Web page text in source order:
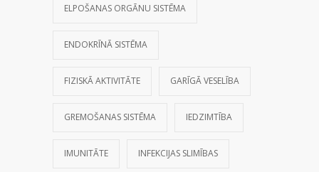
ELPOŠANAS ORGĀNU SISTĒMA
ENDOKRĪNĀ SISTĒMA
FIZISKĀ AKTIVITĀTE GARĪGĀ VESELĪBA
GREMOŠANAS SISTĒMA IEDZIMTĪBA
IMUNITĀTE INFEKCIJAS SLIMĪBAS